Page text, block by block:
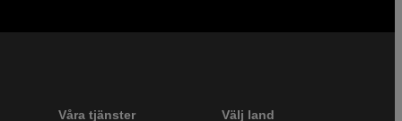
Våra tjänster Välj land